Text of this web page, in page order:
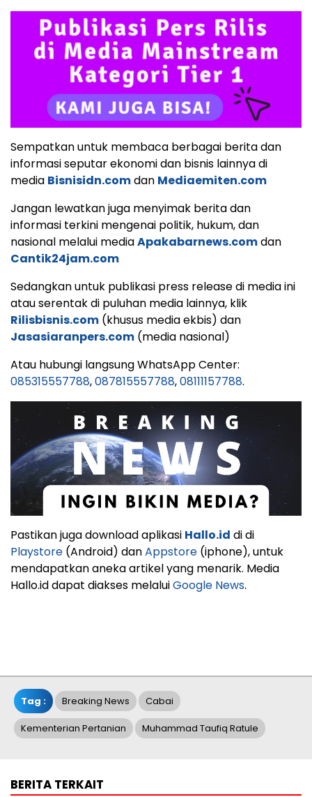
Sempatkan untuk membaca berbagai berita dan
informasi seputar ekonomi dan bisnis lainnya di
media Bisnisidn.comdan Mediaemiten.com
Jangan lewatkan juga menyimak berita dan
informasi terkini mengenai politik, hukum, dan
nasional melalui mediaApakabarnews.comdan
Cantik24jam.com
Sedangkan untuk publikasi press release di media ini
atau serentak di puluhan media lainnya, klik
Rilisbisnis.com (khusus media ekbis) dan
Jasasiaranpers.com (media nasional)
Atau hubungi langsung WhatsApp Center:
085315557788,087815557788,08111157788.
Pastikan juga download aplikasi Hallo.id di di
Playstore (Android) danAppstore (iphone), untuk
mendapatkan aneka artikel yang menarik. Media
Hallo.id dapat diakses melaluiGoogle News.
Tag : Breaking News Cabai
Kementerian Pertanian Muhammad Taufiq Ratule
BERITA TERKAIT